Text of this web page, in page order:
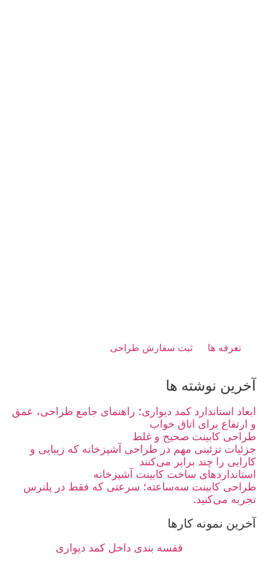
تعرفه ها ثبت سفارش طراحی
آخرین نوشته ها
ابعاد استاندارد کمد دیواری؛ راهنمای جامع طراحی، عمق
و ارتفاع برای اتاق خواب
طراحی کابینت صحیح و غلط
جزئیات تزئینی مهم در طراحی آشپزخانه که زیبایی و
کارایی را چند برابر می‌کنند
استانداردهای ساخت کابینت آشپزخانه
طراحی کابینت سه‌ساعته؛ سرعتی که فقط در پلنرس
تجربه می‌کنید.
آخرین نمونه کارها
قفسه بندی داخل کمد دیواری